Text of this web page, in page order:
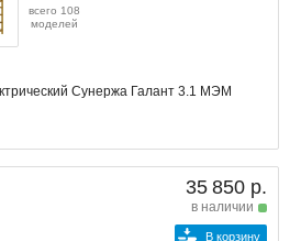
всего 108
моделей
Сунержа Галант 3.1 МЭМ
35 850 р.
в наличии
В корзину